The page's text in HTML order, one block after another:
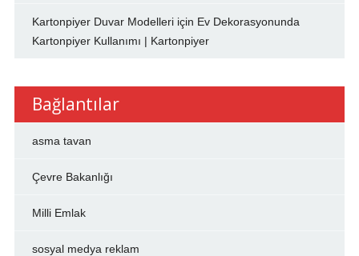
Kartonpiyer Duvar Modelleriiçin Ev Dekorasyonunda
Kartonpiyer Kullanımı | Kartonpiyer
Bağlantılar
asma tavan
Çevre Bakanlığı
Milli Emlak
sosyal medya reklam